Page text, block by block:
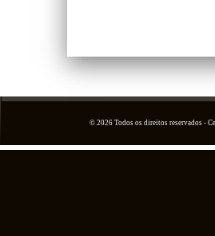
© 2026 Todos os direitos reservados -